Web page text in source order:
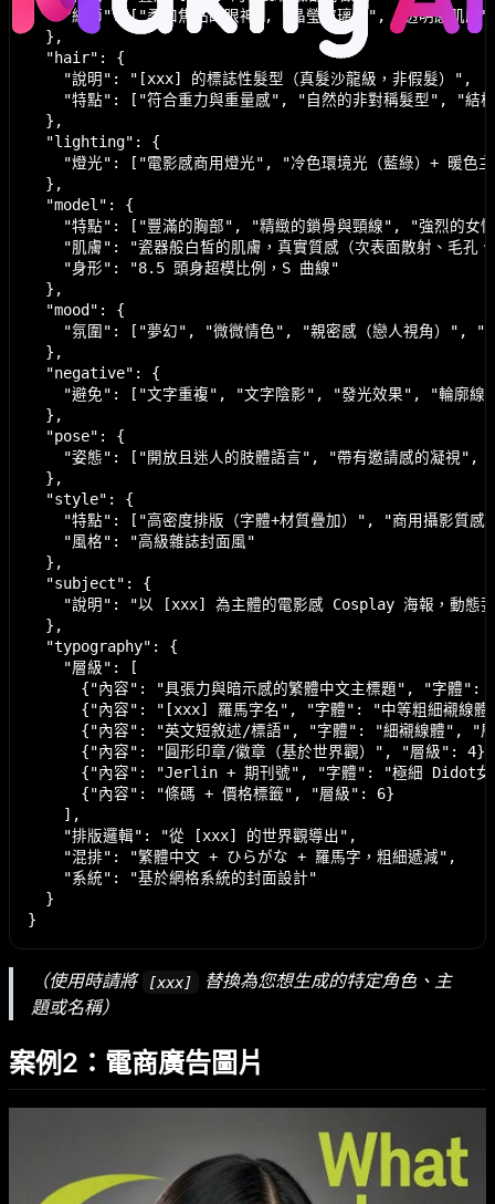
"細節": ["柔和焦點的眼神", "晶瑩玻璃唇", "透明感肌膚
  },
  "hair": {
    "說明": "[xxx] 的標誌性髮型（真髮沙龍級，非假髮）",
"特點": ["符合重力與重量感", "自然的非對稱髮型", "結
  },
  "lighting": {
"燈光": ["電影感商用燈光", "冷色環境光（藍綠）+ 暖色
  },
  "model": {
"特點": ["豐滿的胸部", "精緻的鎖骨與頸線", "強烈的女
"肌膚": "瓷器般白皙的肌膚，真實質感（次表面散射、毛孔
    "身形": "8.5 頭身超模比例，S 曲線"
  },
  "mood": {
"氛圍": ["夢幻", "微微情色", "親密感（戀人視角）", "
  },
  "negative": {
"避免": ["文字重複", "文字陰影", "發光效果", "輪廓線
  },
  "pose": {
"姿態": ["開放且迷人的肢體語言", "帶有邀請感的凝視",
  },
  "style": {
"特點": ["高密度排版（字體+材質疊加）", "商用攝影質
    "風格": "高級雜誌封面風"
  },
  "subject": {
"說明": "以 [xxx] 為主體的電影感 Cosplay 海報，動態姿
  },
  "typography": {
    "層級": [
{"內容": "具張力與暗示感的繁體中文主標題", "字體":
{"內容": "[xxx] 羅馬字名", "字體": "中等粗細襯線
{"內容": "英文短敘述/標語", "字體": "細襯線體", "
      {"內容": "圓形印章/徽章（基於世界觀）", "層級": 4},
{"內容": "Jerlin + 期刊號", "字體": "極細 Didot女
      {"內容": "條碼 + 價格標籤", "層級": 6}
    ],
    "排版邏輯": "從 [xxx] 的世界觀導出",
    "混排": "繁體中文 + ひらがな + 羅馬字，粗細遞減",
    "系統": "基於網格系統的封面設計"
  }
（使用時請將 [xxx]
替換為您想生成的特定角色、主
題或名稱）
案例2：電商廣告圖片